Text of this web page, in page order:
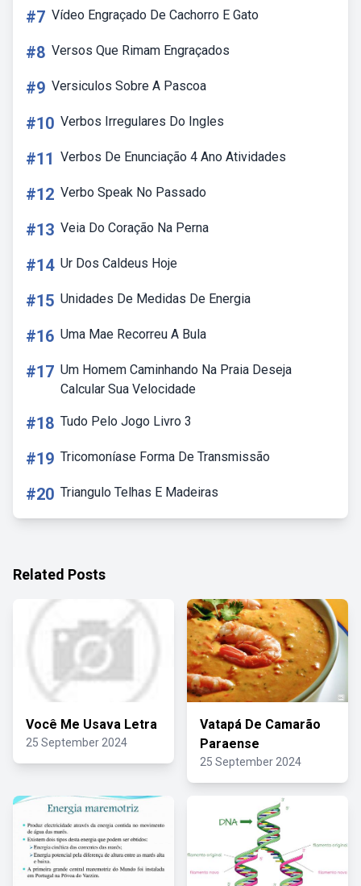
#7 Vídeo Engraçado De Cachorro E Gato
#8 Versos Que Rimam Engraçados
#9 Versiculos Sobre A Pascoa
#10 Verbos Irregulares Do Ingles
#11 Verbos De Enunciação 4 Ano Atividades
#12 Verbo Speak No Passado
#13 Veia Do Coração Na Perna
#14 Ur Dos Caldeus Hoje
#15 Unidades De Medidas De Energia
#16 Uma Mae Recorreu A Bula
#17 Um Homem Caminhando Na Praia Deseja
Calcular Sua Velocidade
#18 Tudo Pelo Jogo Livro 3
#19 Tricomoníase Forma De Transmissão
#20 Triangulo Telhas E Madeiras
Related Posts
Você Me Usava Letra
25 September 2024
Vatapá De Camarão
Paraense
25 September 2024